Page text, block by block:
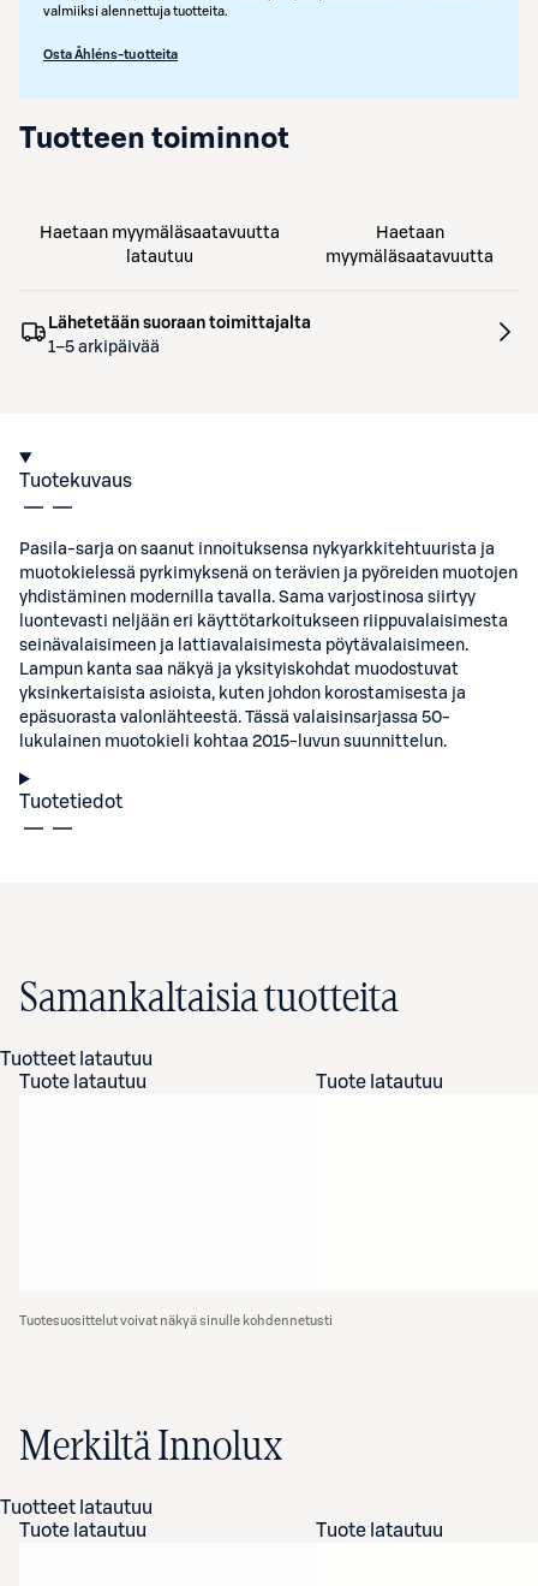
valmiiksi alennettuja tuotteita.
Osta Åhléns-tuotteita
Tuotteen toiminnot
Haetaan myymäläsaatavuutta
latautuu
Haetaan
myymäläsaatavuutta
Lähetetään suoraan toimittajalta
1–5 arkipäivää
Tuotekuvaus
Pasila-sarja on saanut innoituksensa nykyarkkitehtuurista ja
muotokielessä pyrkimyksenä on terävien ja pyöreiden muotojen
yhdistäminen modernilla tavalla. Sama varjostinosa siirtyy
luontevasti neljään eri käyttötarkoitukseen riippuvalaisimesta
seinävalaisimeen ja lattiavalaisimesta pöytävalaisimeen.
Lampun kanta saa näkyä ja yksityiskohdat muodostuvat
yksinkertaisista asioista, kuten johdon korostamisesta ja
epäsuorasta valonlähteestä. Tässä valaisinsarjassa 50-
lukulainen muotokieli kohtaa 2015-luvun suunnittelun.
Tuotetiedot
Samankaltaisia tuotteita
Tuotteet latautuu
Tuote latautuu
Tuote latautuu
Tuotesuosittelut voivat näkyä sinulle kohdennetusti
Merkiltä Innolux
Tuotteet latautuu
Tuote latautuu
Tuote latautuu